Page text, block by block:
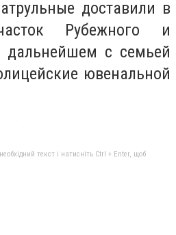
доставили в
Рубежного и
дальнейшем с семьей
ювенальной
текст і натисніть Ctrl + Enter, щоб